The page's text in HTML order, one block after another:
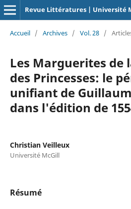
Revue Littératures | Université
Accueil / Archives / Vol. 28 /
Les Marguerites de
des Princesses: le
unifiant de
dans l'édition de
Christian Veilleux
Université McGill
Résumé